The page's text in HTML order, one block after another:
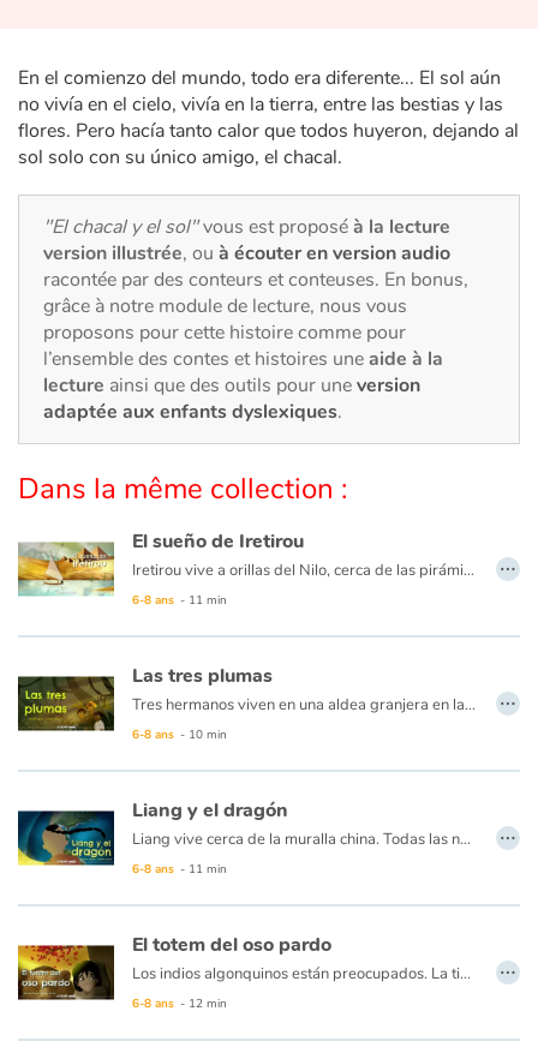
Ogres, monstres et sorcières
Héroïnes et héros
Écologie, nature, saisons
Les animaux
Voyage, épopée, enquête, aventure
Autour du monde
Documentaires
En famille
Quotidien et loisirs
Fêtes et évènements
Amour et amitié
Émotions et sentiments
En el comienzo del mundo, todo era diferente... El sol aún
no vivía en el cielo, vivía en la tierra, entre las bestias y las
flores. Pero hacía tanto calor que todos huyeron, dejando al
sol solo con su único amigo, el chacal.
"El chacal y el sol"vous est proposéà la lecture
version illustrée, ou à écouter en version audio
racontée par des conteurs et conteuses. En bonus,
grâce à notre module de lecture, nous vous
proposons pour cette histoire comme pour
l’ensemble des contes et histoires uneaide à la
lecture ainsi que des outils pour uneversion
adaptée aux enfants dyslexiques.
Dans la même collection :
El sueño de Iretirou
Iretirou vive a orillas del Nilo, cerca de las pirámides. Su padre hace hermosos papiros que ella lleva todos los días a la escuela de escribas en el palacio del Faraón. Fascinada por los jeroglíficos en los preciosos rollos, Iretirou tiene el sueño secreto de convertirse en una escriba también. Pero solo a los hombres se les permite... Cuando el rosal favorito del Faraón deja de florecer misteriosamente, se ofrece una recompensa a quien pueda curarlo. ¡Iretirou debe aprovechar la oportunidad!
6-8 ans - 11 min
…
Las tres plumas
Tres hermanos viven en una aldea granjera en las montañas de la India. Un día, deciden ir a buscar fortuna, con la ayuda de un hombre sabio. Él les ofrece a cada uno una pluma, que los ayudará a encontrar lo que tan profundamente anhelan...
6-8 ans - 10 min
…
Liang y el dragón
Liang vive cerca de la muralla china. Todas las noches ve el sol desaparecer detrás de la gran sombra hacia el oeste y se pregunta qué hay del otro lado. Su abuela, que conoce una historia para todo, le cuenta que un enorme dragón yace allí y que todas las noches se traga el sol para luego dejarlo levantarse de nuevo al día siguiente... Imposible, dice Liang, ¡los dragones no existen! Pero no hay nada más grande que la curiosidad de un niño... ¿excepto tal vez un dragón? ¡Liang debe descubrirlo!
6-8 ans - 11 min
…
El totem del oso pardo
Los indios algonquinos están preocupados. La tierra está tan profundamente dormida en la nieve del gran invierno que la primavera no llegará. La presa es escasa, la pesca es difícil en los lagos helados y las reservas de alimentos se reducen en las casas... ¿Qué hacer? Los ancianos dicen que deberíamos ir en busca de un oso legendario, el oso pardo más viejo del bosque. Dicen que su poder es tan grande que puede cambiar las estaciones ... El joven Isha Garra de oso se embarca en su rastro...
6-8 ans - 12 min
…